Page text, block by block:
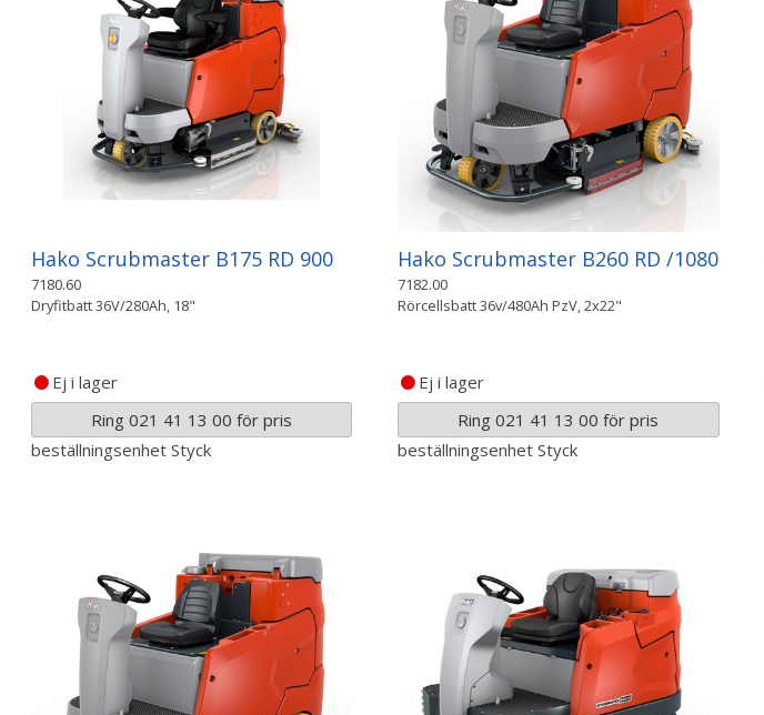
Hako Scrubmaster B175 RD 900
7180.60
Dryfitbatt 36V/280Ah, 18"
Ej i lager
Ring 021 41 13 00 för pris
beställningsenhet Styck
Hako Scrubmaster B260 RD /1080
7182.00
Rörcellsbatt 36v/480Ah PzV, 2x22"
Ej i lager
Ring 021 41 13 00 för pris
beställningsenhet Styck